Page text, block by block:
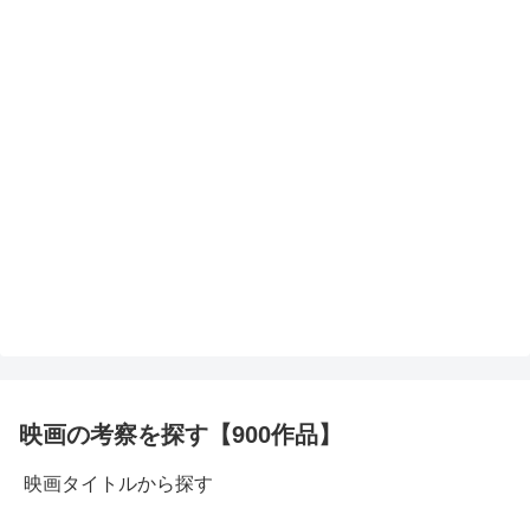
映画の考察を探す【900作品】
映画タイトルから探す